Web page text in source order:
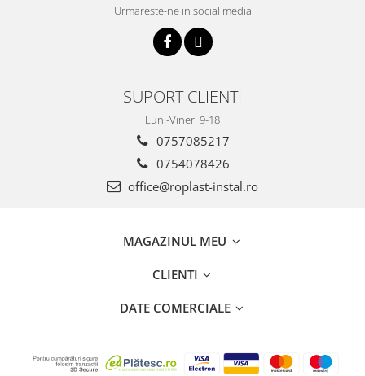
Urmareste-ne in social media
SUPORT CLIENTI
Luni-Vineri 9-18
0757085217
0754078426
office@roplast-instal.ro
MAGAZINUL MEU
CLIENTI
DATE COMERCIALE